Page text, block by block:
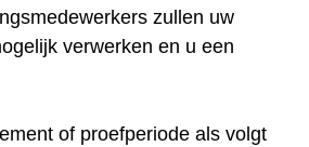
zullen uw
verwerken en u een
of proefperiode als volgt